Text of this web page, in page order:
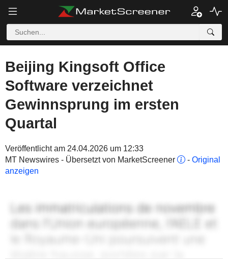
Beijing Kingsoft Office
Software verzeichnet
Gewinnsprung im ersten
Quartal
Veröffentlicht am 24.04.2026 um 12:33
MT Newswires - Übersetzt von MarketScreener
- Original
anzeigen